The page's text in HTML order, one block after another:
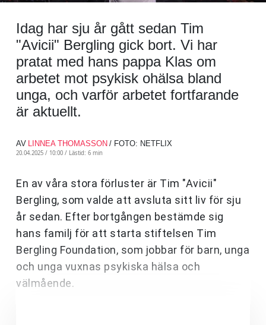
Idag har sju år gått sedan Tim
"Avicii" Bergling gick bort. Vi har
pratat med hans pappa Klas om
arbetet mot psykisk ohälsa bland
unga, och varför arbetet fortfarande
är aktuellt.
AV LINNEA THOMASSON / FOTO: NETFLIX
20.04.2025 / 10:00 / Lästid: 6 min
En av våra stora förluster är Tim "Avicii"
Bergling, som valde att avsluta sitt liv för sju
år sedan. Efter bortgången bestämde sig
hans familj för att starta stiftelsen Tim
Bergling Foundation, som jobbar för barn, unga
och unga vuxnas psykiska hälsa och
välmående.